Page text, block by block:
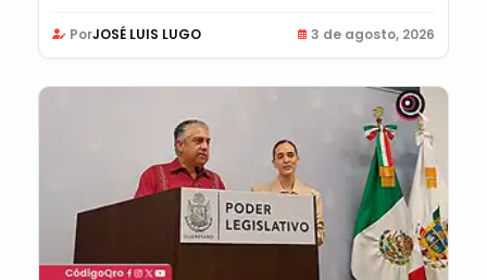
PorJOSÉ LUIS LUGO 3 de agosto, 2026